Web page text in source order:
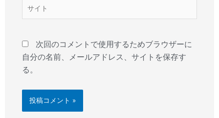
次回のコメントで使用するためブラウザーに
自分の名前、メールアドレス、サイトを保存す
る。